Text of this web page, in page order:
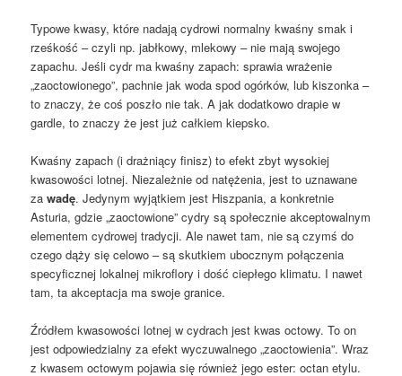
Typowe kwasy, które nadają cydrowi normalny kwaśny smak i
rześkość – czyli np. jabłkowy, mlekowy – nie mają swojego
zapachu. Jeśli cydr ma kwaśny zapach: sprawia wrażenie
„zaoctowionego”, pachnie jak woda spod ogórków, lub kiszonka –
to znaczy, że coś poszło nie tak. A jak dodatkowo drapie w
gardle, to znaczy że jest już całkiem kiepsko.
Kwaśny zapach (i drażniący finisz) to efekt zbyt wysokiej
kwasowości lotnej. Niezależnie od natężenia, jest to uznawane
zawadę. Jedynym wyjątkiem jest Hiszpania, a konkretnie
Asturia, gdzie „zaoctowione” cydry są społecznie akceptowalnym
elementem cydrowej tradycji. Ale nawet tam, nie są czymś do
czego dąży się celowo – są skutkiem ubocznym połączenia
specyficznej lokalnej mikroflory i dość ciepłego klimatu. I nawet
tam, ta akceptacja ma swoje granice.
Źródłem kwasowości lotnej w cydrach jest kwas octowy. To on
jest odpowiedzialny za efekt wyczuwalnego „zaoctowienia”. Wraz
z kwasem octowym pojawia się również jego ester: octan etylu.